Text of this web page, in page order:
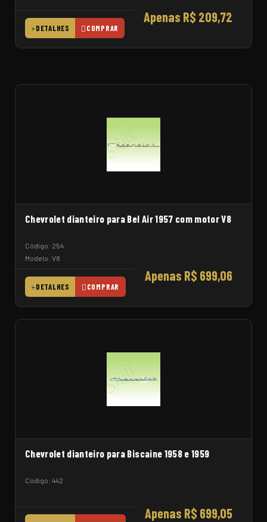
Apenas R$ 209,72
DETALHES COMPRAR
Chevrolet dianteiro para Bel Air 1957 com motor V8
Código: 254
Modelo: V8
Apenas R$ 699,06
DETALHES COMPRAR
Chevrolet dianteiro para Biscaine 1958 e 1959
Código: 442
Apenas R$ 699,05